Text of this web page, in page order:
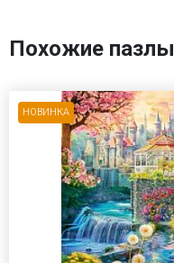
Похожие пазлы
НОВИНКА